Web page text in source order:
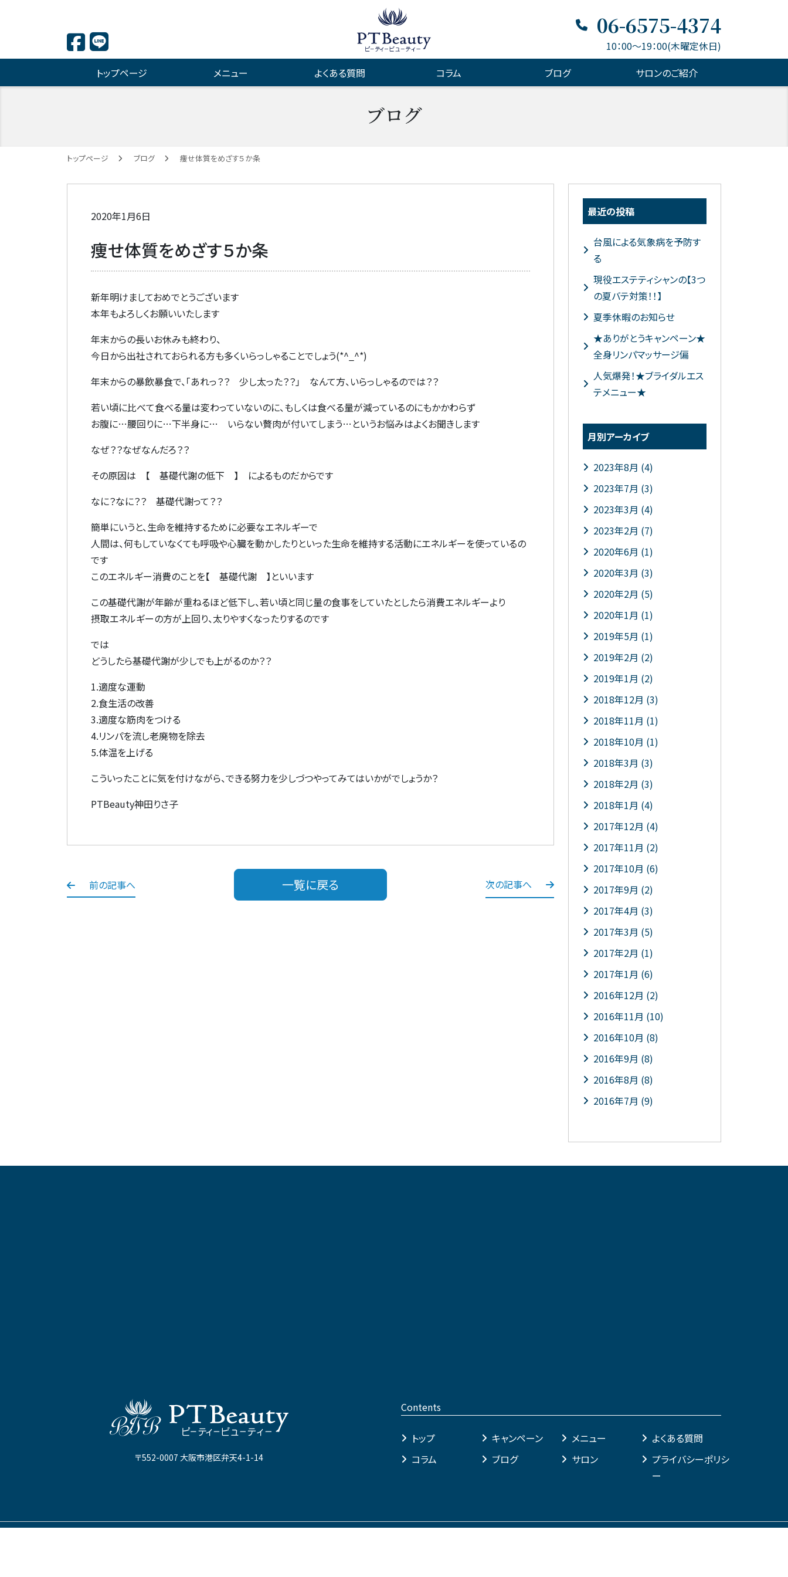
06-6575-4374
10：00～19：00(木曜定休日)
トップページ
メニュー よくある質問 コラム ブログ サロンのご紹介
ブログ
トップページ ブログ 痩せ体質をめざす５か条
2020年1月6日
痩せ体質をめざす５か条
新年明けましておめでとうございます
本年もよろしくお願いいたします
年末からの長いお休みも終わり、
今日から出社されておられる方も多くいらっしゃることでしょう(*^_^*)
年末からの暴飲暴食で、「あれっ？？ 少し太った？？」 なんて方、いらっしゃるのでは？？
若い頃に比べて食べる量は変わっていないのに、もしくは食べる量が減っているのにもかかわらず
お腹に…腰回りに…下半身に… いらない贅肉が付いてしまう…というお悩みはよくお聞きします
なぜ？？なぜなんだろ？？
その原因は 【 基礎代謝の低下 】 によるものだからです
なに？なに？？ 基礎代謝って？？
簡単にいうと、生命を維持するために必要なエネルギーで
人間は、何もしていなくても呼吸や心臓を動かしたりといった生命を維持する活動にエネルギーを使っているの
です
このエネルギー消費のことを【 基礎代謝 】といいます
この基礎代謝が年齢が重ねるほど低下し、若い頃と同じ量の食事をしていたとしたら消費エネルギーより
摂取エネルギーの方が上回り、太りやすくなったりするのです
では
どうしたら基礎代謝が少しでも上がるのか？？
1.適度な運動
2.食生活の改善
3.適度な筋肉をつける
4.リンパを流し老廃物を除去
5.体温を上げる
こういったことに気を付けながら、できる努力を少しづつやってみてはいかがでしょうか？
PTBeauty神田りさ子
前の記事へ 一覧に戻る 次の記事へ
最近の投稿
台風による気象病を予防す
る
現役エステティシャンの【3つ
の夏バテ対策！！】
夏季休暇のお知らせ
★ありがとうキャンペーン★
全身リンパマッサージ偏
人気爆発！★ブライダルエス
テメニュー★
月別アーカイブ
2023年8月 (4)
2023年7月 (3)
2023年3月 (4)
2023年2月 (7)
2020年6月 (1)
2020年3月 (3)
2020年2月 (5)
2020年1月 (1)
2019年5月 (1)
2019年2月 (2)
2019年1月 (2)
2018年12月 (3)
2018年11月 (1)
2018年10月 (1)
2018年3月 (3)
2018年2月 (3)
2018年1月 (4)
2017年12月 (4)
2017年11月 (2)
2017年10月 (6)
2017年9月 (2)
2017年4月 (3)
2017年3月 (5)
2017年2月 (1)
2017年1月 (6)
2016年12月 (2)
2016年11月 (10)
2016年10月 (8)
2016年9月 (8)
2016年8月 (8)
2016年7月 (9)
〒552-0007 大阪市港区弁天4-1-14
Contents
トップ キャンペーン メニュー
よくある質問
コラム
ブログ サロン
プライバシーポリシ
ー